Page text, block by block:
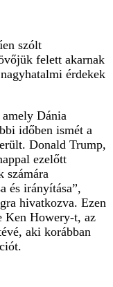
szólt
felett akarnak
érdekek
Dánia
időben ismét a
Donald Trump,
ezelőtt
számára
és irányítása”,
hivatkozva. Ezen
Ken Howery-t, az
aki korábban